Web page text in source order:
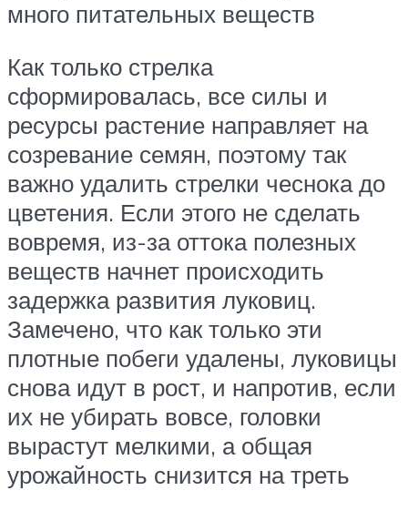
много питательных веществ
Как только стрелка
сформировалась, все силы и
ресурсы растение направляет на
созревание семян, поэтому так
важно удалить стрелки чеснока до
цветения. Если этого не сделать
вовремя, из-за оттока полезных
веществ начнет происходить
задержка развития луковиц.
Замечено, что как только эти
плотные побеги удалены, луковицы
снова идут в рост, и напротив, если
их не убирать вовсе, головки
вырастут мелкими, а общая
урожайность снизится на треть